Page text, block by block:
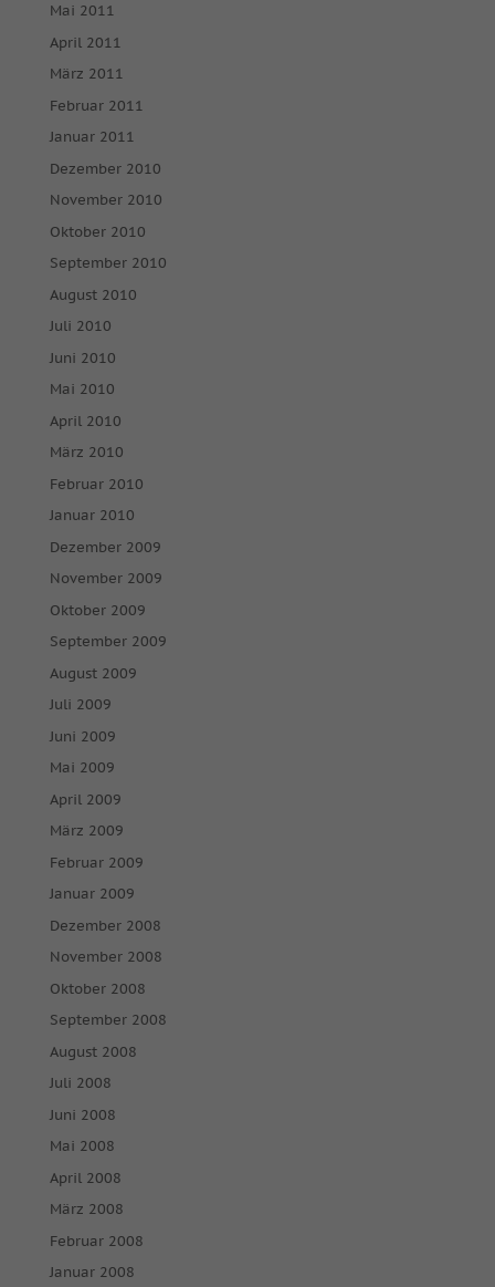
Mai 2011
April 2011
März 2011
Februar 2011
Januar 2011
Dezember 2010
November 2010
Oktober 2010
September 2010
August 2010
Juli 2010
Juni 2010
Mai 2010
April 2010
März 2010
Februar 2010
Januar 2010
Dezember 2009
November 2009
Oktober 2009
September 2009
August 2009
Juli 2009
Juni 2009
Mai 2009
April 2009
März 2009
Februar 2009
Januar 2009
Dezember 2008
November 2008
Oktober 2008
September 2008
August 2008
Juli 2008
Juni 2008
Mai 2008
April 2008
März 2008
Februar 2008
Januar 2008